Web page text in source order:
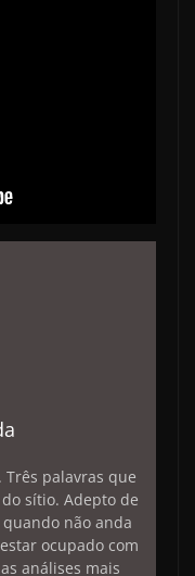
palavras que
sítio. Adepto de
não anda
ocupado com
análises mais